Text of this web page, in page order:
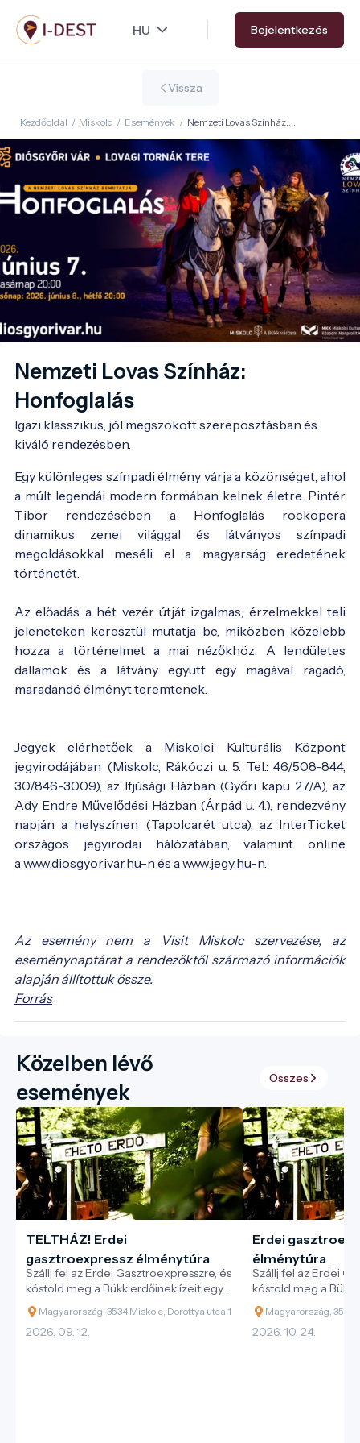
Ugrás
a
tartalomra
Bejelentkezés
Vissza
Kezdőoldal / Miskolc / Események / Nemzeti Lovas Színház:
Honfoglalás
Nemzeti Lovas Színház:
Honfoglalás
Igazi klasszikus, jól megszokott szereposztásban és
kiváló rendezésben.
Egy különleges színpadi élmény várja a közönséget, ahol
a múlt legendái modern formában kelnek életre. Pintér
Tibor rendezésében a Honfoglalás rockopera
dinamikus zenei világgal és látványos színpadi
megoldásokkal meséli el a magyarság eredetének
történetét.
Az előadás a hét vezér útját izgalmas, érzelmekkel teli
jeleneteken keresztül mutatja be, miközben közelebb
hozza a történelmet a mai nézőkhöz. A lendületes
dallamok és a látvány együtt egy magával ragadó,
maradandó élményt teremtenek.
Jegyek elérhetőek a Miskolci Kulturális Központ
jegyirodájában (Miskolc, Rákóczi u. 5. Tel.: 46/508-844,
30/846-3009), az Ifjúsági Házban (Győri kapu 27/A), az
Ady Endre Művelődési Házban (Árpád u. 4.), rendezvény
napján a helyszínen (Tapolcarét utca), az InterTicket
országos jegyirodai hálózatában, valamint online
awww.diosgyorivar.hu-n és awww.jegy.hu-n.
Az esemény nem a Visit Miskolc szervezése, az
eseménynaptárat a rendezőktől származó információk
alapján állítottuk össze.
Forrás
Közelben lévő
események
Összes
TELTHÁZ! Erdei
gasztroexpressz élménytúra
Szállj fel az Erdei Gasztroexpresszre, és
kóstold meg a Bükk erdőinek ízeit egy
különleges vonatos kaland során!
Magyarország, 3534 Miskolc, Dorottya utca 1
2026. 09. 12.
Erdei
élménytúra
Szállj fel az Erdei
kóstold meg a Bükk
különleges vonatos
Magyarország, 3534
2026. 10. 24.